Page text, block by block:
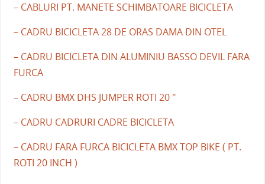
– CABLURI PT. MANETE SCHIMBATOARE BICICLETA
– CADRU BICICLETA 28 DE ORAS DAMA DIN OTEL
– CADRU BICICLETA DIN ALUMINIU BASSO DEVIL FARA
FURCA
– CADRU BMX DHS JUMPER ROTI 20 "
– CADRU CADRURI CADRE BICICLETA
– CADRU FARA FURCA BICICLETA BMX TOP BIKE ( PT.
ROTI 20 INCH )